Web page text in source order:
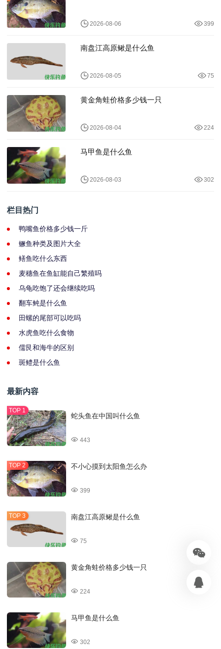
2026-08-06 399
南盘江高原鳅是什么鱼
2026-08-05 75
黄金角蛙价格多少钱一只
2026-08-04 224
马甲鱼是什么鱼
2026-08-03 302
栏目热门
鸭嘴鱼价格多少钱一斤
鳜鱼种类及图片大全
鳝鱼吃什么东西
麦穗鱼在鱼缸能自己繁殖吗
乌龟吃饱了还会继续吃吗
翻车鲀是什么鱼
田螺的尾部可以吃吗
水虎鱼吃什么食物
儒艮和海牛的区别
斑鳢是什么鱼
最新内容
蛇头鱼在中国叫什么鱼
443
不小心摸到太阳鱼怎么办
399
南盘江高原鳅是什么鱼
75
黄金角蛙价格多少钱一只
224
马甲鱼是什么鱼
302